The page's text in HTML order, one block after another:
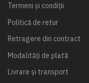
Termeni și condiții
Politică de retur
Retragere din contract
Modalități de plată
Livrare și transport